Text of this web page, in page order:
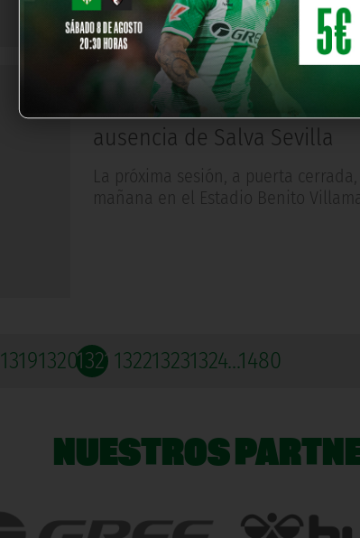
ACTUALIDAD Hace 12 años
Vuelta a los entrenamientos
ausencia de Salva Sevilla
La próxima sesión, a puerta
mañana en el Estadio Benito
131913201321 132213231324...1480
NUESTROS